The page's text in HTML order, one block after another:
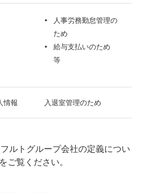
人事労務勤怠管理の
ため
給与支払いのため
等
情報 入退室管理のため
ルトグループ会社の定義につい
をご覧ください。